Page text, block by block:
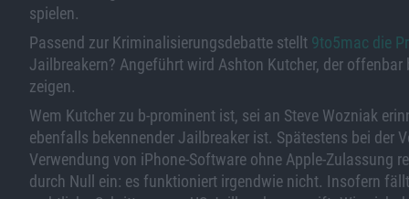
spielen.
Passend zur Kriminalisierungsdebatte stellt 9to5mac die
Jailbreakern? Angeführt wird Ashton Kutcher, der offenbar
zeigen.
Wem Kutcher zu b-prominent ist, sei an Steve Wozniak
ebenfalls bekennender Jailbreaker ist. Spätestens bei der
Verwendung von iPhone-Software ohne Apple-Zulassung
durch Null ein: es funktioniert irgendwie nicht. Insofern